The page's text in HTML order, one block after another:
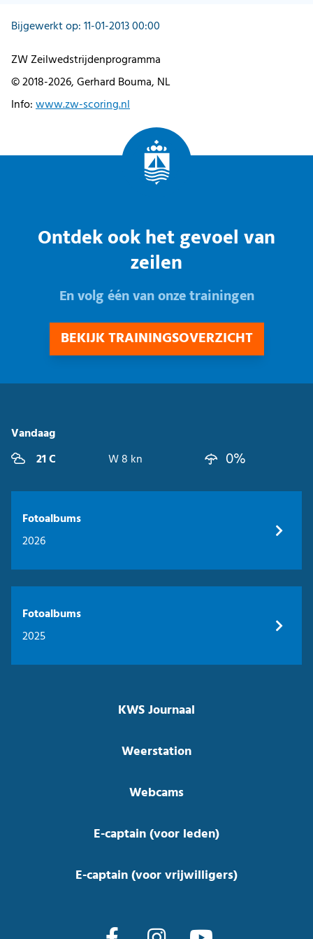
Bijgewerkt op: 11-01-2013 00:00
ZW Zeilwedstrijdenprogramma
© 2018-2026, Gerhard Bouma, NL
Info:www.zw-scoring.nl
Ontdek ook het gevoel van
zeilen
En volg één van onze trainingen
BEKIJK TRAININGSOVERZICHT
Vandaag
21 C
W 8 kn 0%
Fotoalbums
2026
Fotoalbums
2025
KWS Journaal
Weerstation
Webcams
E-captain (voor leden)
E-captain (voor vrijwilligers)